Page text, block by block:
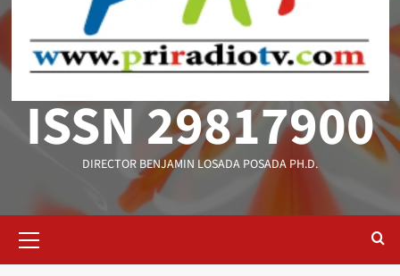
ISSN 29817900
DIRECTOR BENJAMIN LOSADA POSADA PH.D.
primario